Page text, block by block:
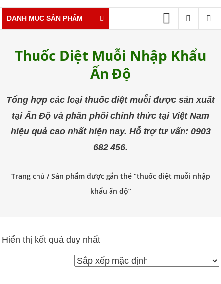
trùng
DANH MỤC SẢN PHẨM
Thuốc Diệt Muỗi Nhập Khẩu
Ấn Độ
Tổng hợp các loại thuốc diệt muỗi được sản xuất
tại Ấn Độ và phân phối chính thức tại Việt Nam
hiệu quả cao nhất hiện nay. Hỗ trợ tư vấn: 0903
682 456.
Trang chủ / Sản phẩm được gắn thẻ “thuốc diệt muỗi nhập
khẩu ấn độ”
Hiển thị kết quả duy nhất